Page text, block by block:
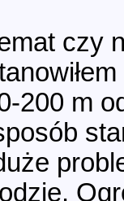
czy
200 m